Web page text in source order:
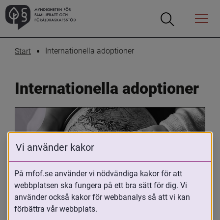
Öppna
Öppna
Menyn
Start Internationella adoptioner
Internationella adoptioner
Oavsett om du är adopterad,
adoptivförälder eller arbetar med
Vi använder kakor
På mfof.se använder vi nödvändiga kakor för att
webbplatsen ska fungera på ett bra sätt för dig. Vi
använder också kakor för webbanalys så att vi kan
förbättra vår webbplats.